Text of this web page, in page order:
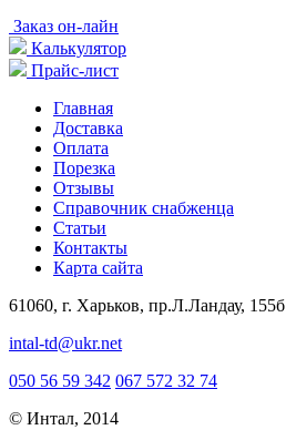
Заказ он-лайн
Калькулятор
Прайс-лист
Главная
Доставка
Оплата
Порезка
Отзывы
Справочник снабженца
Статьи
Контакты
Карта сайта
61060, г. Харьков, пр.Л.Ландау, 155б
intal-td@ukr.net
050 56 59 342 067 572 32 74
© Интал, 2014